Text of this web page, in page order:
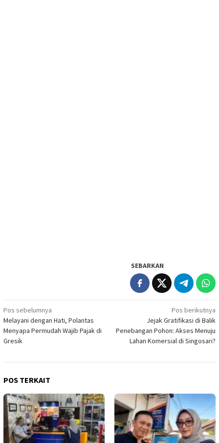
SEBARKAN
Navigasi
pos
Pos sebelumnya
Melayani dengan Hati, Polantas
Menyapa Permudah Wajib Pajak di
Gresik
Pos berikutnya
Jejak Gratifikasi di Balik
Penebangan Pohon: Akses Menuju
Lahan Komersial di Singosari?
POS TERKAIT